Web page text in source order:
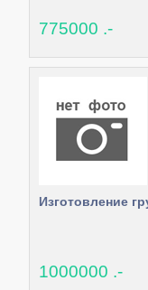
775000 .-
Изготовление
1000000 .-